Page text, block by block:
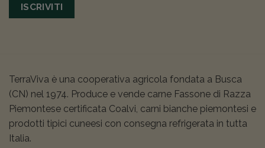
ISCRIVITI
TerraViva è una cooperativa agricola fondata a Busca
(CN) nel 1974. Produce e vende carne Fassone di Razza
Piemontese certificata Coalvi, carni bianche piemontesi e
prodotti tipici cuneesi con consegna refrigerata in tutta
Italia.